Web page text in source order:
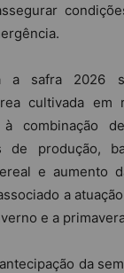
a safra 2026
cultivada em
combinação
de produção,
e aumento
a
e a
da